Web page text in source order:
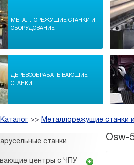
МЕТАЛЛОРЕЖУЩИЕ СТАНКИ И
ОБОРУДОВАНИЕ
ДЕРЕВООБРАБАТЫВАЮЩИЕ
СТАНКИ
Каталог >> Металлорежущие станки
станки
центры с ЧПУ
Osw-